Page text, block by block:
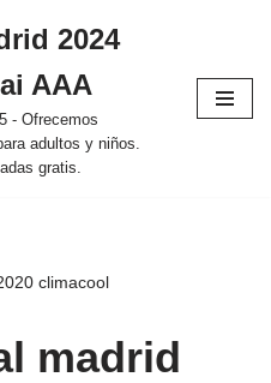
2024
AAA
- Ofrecemos
adultos y niños.
gratis.
climacool
madrid